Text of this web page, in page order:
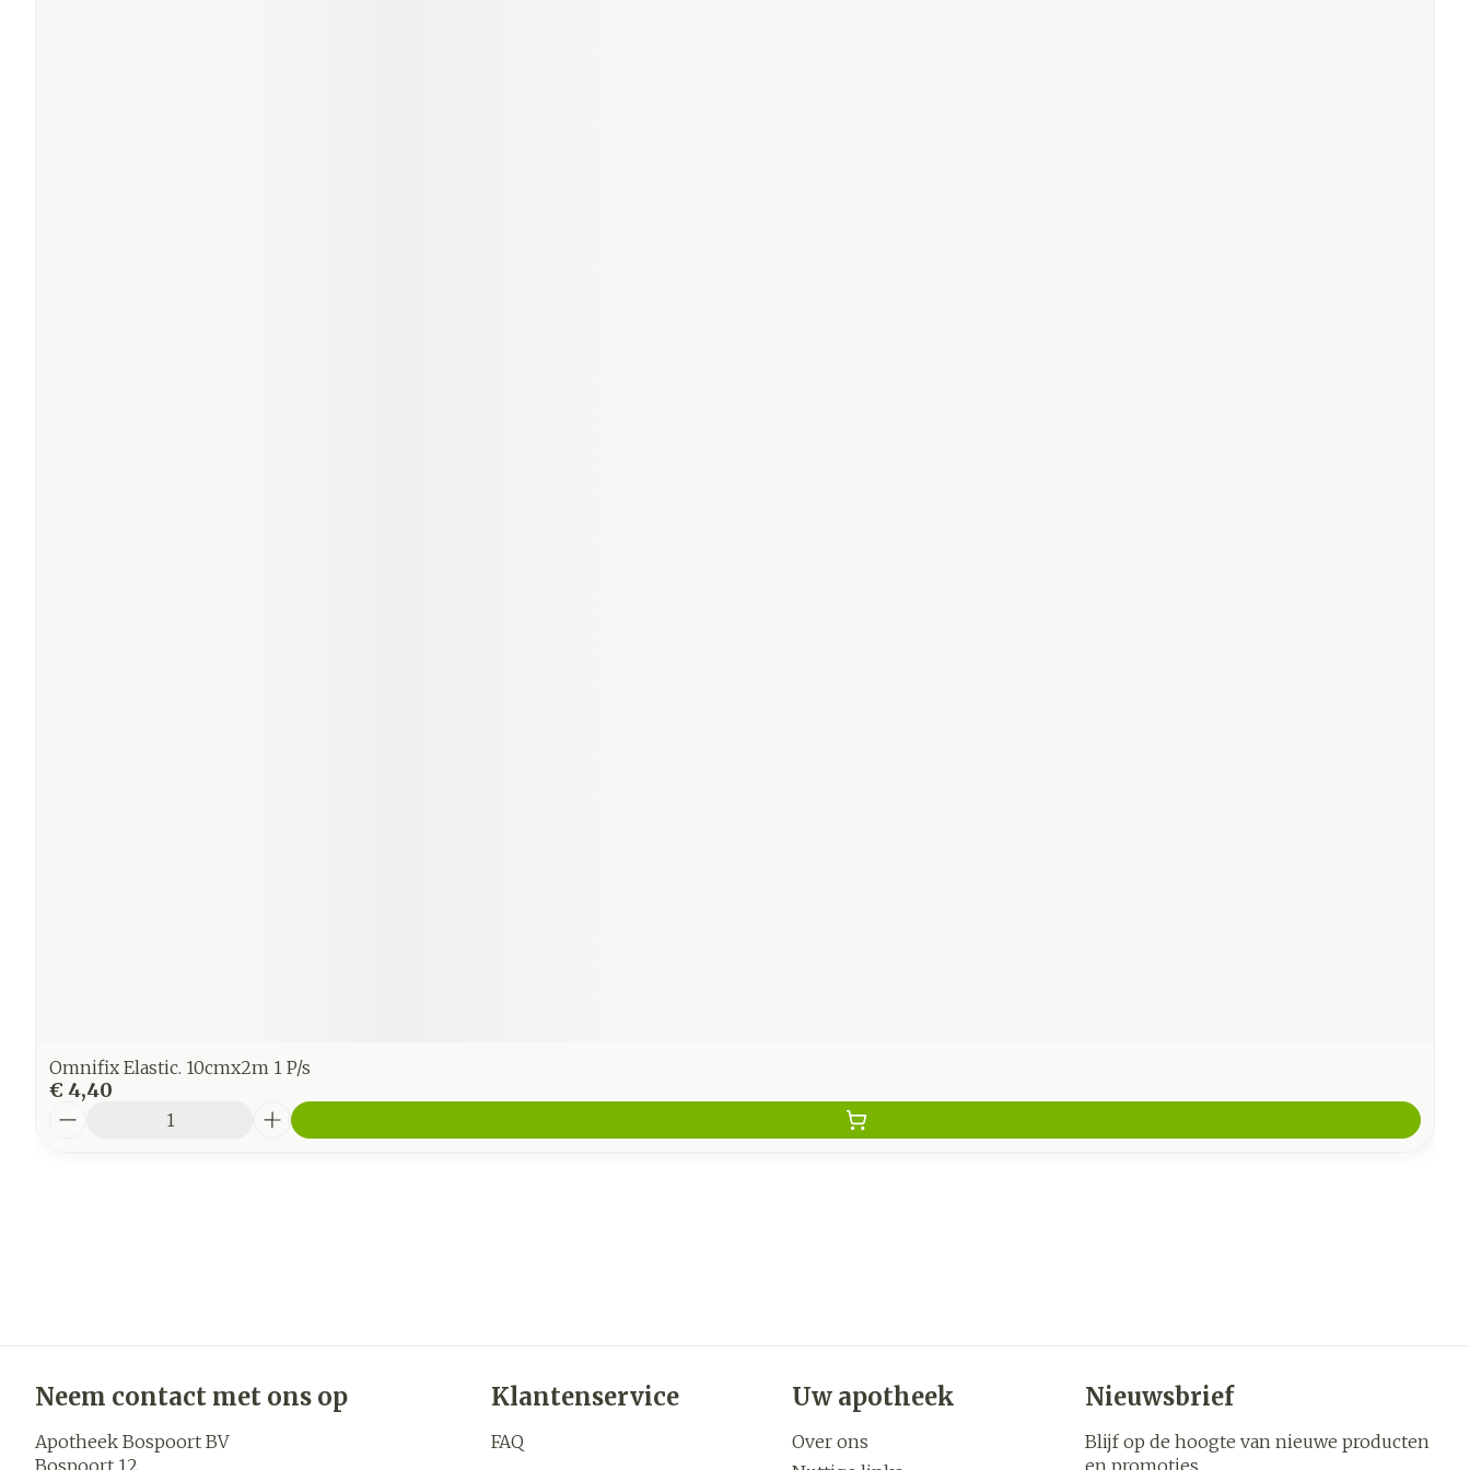
Omnifix Elastic. 10cmx2m 1 P/s
€ 4,40
Neem contact met ons op
Apotheek Bospoort BV
Bospoort 12
Klantenservice
FAQ
Uw apotheek
Over ons
Nieuwsbrief
Blijf op de hoogte van nieuwe producten
en promoties